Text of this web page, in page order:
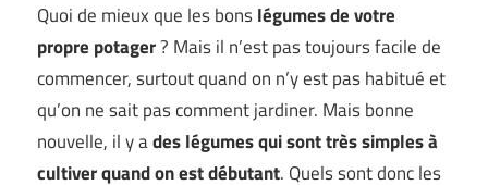
Quoi de mieux que les bonslégumes de votre
propre potager? Mais il n’est pas toujours facile de
commencer, surtout quand on n’y est pas habitué et
qu’on ne sait pas comment jardiner. Mais bonne
nouvelle, il y ades légumes qui sont très simples à
cultiver quand on est débutant. Quels sont donc les